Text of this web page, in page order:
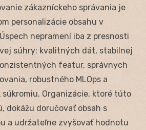
zákazníckeho správania je
personalizácie obsahu v
nepramení iba z presnosti
súhry: kvalitných dát, stabilnej
featur, správnych
robustného MLOps a
Organizácie, ktoré túto
dokážu doručovať obsah s
a udržateľne zvyšovať hodnotu